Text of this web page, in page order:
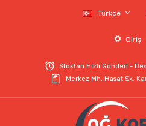
Türkçe
Giriş
Stoktan Hızlı Gönderi -
Merkez Mh. Hasat Sk.